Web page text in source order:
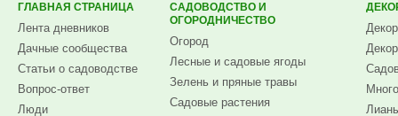
ГЛАВНАЯ СТРАНИЦА
Лента дневников
Дачные сообщества
Статьи о садоводстве
Вопрос-ответ
Люди
САДОВОДСТВО И
ОГОРОДНИЧЕСТВО
Огород
Лесные и садовые ягоды
Зелень и пряные травы
Садовые растения